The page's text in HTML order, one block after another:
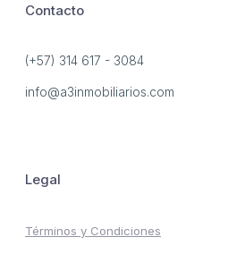
Contacto
(+57) 314 617 - 3084
info@a3inmobiliarios.com
Legal
Términos y Condiciones